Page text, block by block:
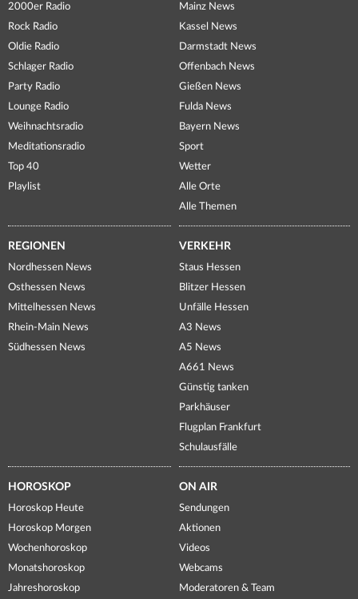
2000er Radio
Rock Radio
Oldie Radio
Schlager Radio
Party Radio
Lounge Radio
Weihnachtsradio
Meditationsradio
Top 40
Playlist
Mainz News
Kassel News
Darmstadt News
Offenbach News
Gießen News
Fulda News
Bayern News
Sport
Wetter
Alle Orte
Alle Themen
REGIONEN
Nordhessen News
Osthessen News
Mittelhessen News
Rhein-Main News
Südhessen News
VERKEHR
Staus Hessen
Blitzer Hessen
Unfälle Hessen
A3 News
A5 News
A661 News
Günstig tanken
Parkhäuser
Flugplan Frankfurt
Schulausfälle
HOROSKOP
Horoskop Heute
Horoskop Morgen
Wochenhoroskop
Monatshoroskop
Jahreshoroskop
ON AIR
Sendungen
Aktionen
Videos
Webcams
Moderatoren & Team